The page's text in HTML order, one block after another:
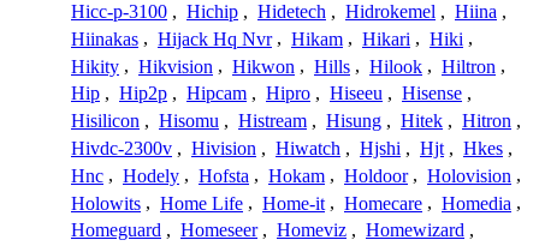
Hicc-p-3100 , Hichip , Hidetech , Hidrokemel , Hiina ,
Hiinakas , Hijack Hq Nvr , Hikam , Hikari , Hiki ,
Hikity , Hikvision , Hikwon , Hills , Hilook , Hiltron ,
Hip , Hip2p , Hipcam , Hipro , Hiseeu , Hisense ,
Hisilicon , Hisomu , Histream , Hisung , Hitek , Hitron ,
Hivdc-2300v , Hivision , Hiwatch , Hjshi , Hjt , Hkes ,
Hnc , Hodely , Hofsta , Hokam , Holdoor , Holovision ,
Holowits , Home Life , Home-it , Homecare , Homedia ,
Homeguard , Homeseer , Homeviz , Homewizard ,